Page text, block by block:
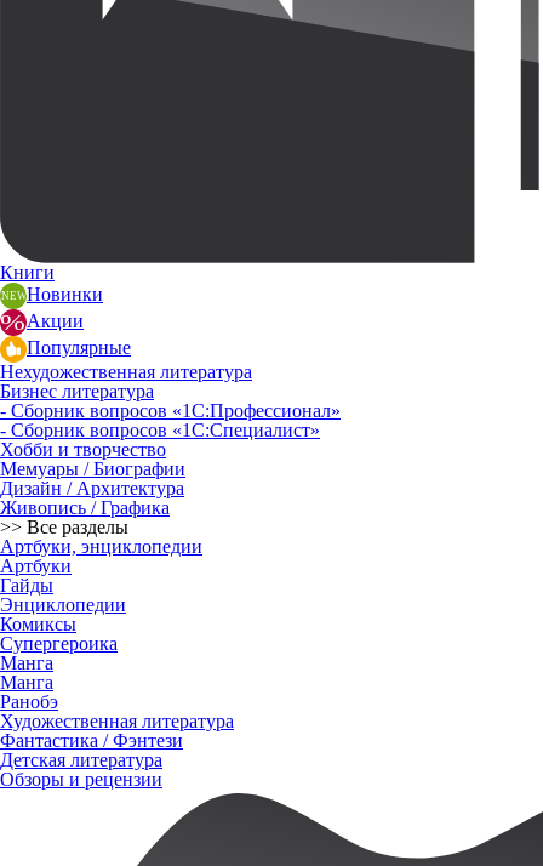
Книги
Новинки
Акции
Популярные
Нехудожественная литература
Бизнес литература
- Сборник вопросов «1С:Профессионал»
- Сборник вопросов «1С:Специалист»
Хобби и творчество
Мемуары / Биографии
Дизайн / Архитектура
Живопись / Графика
>> Все разделы
Артбуки, энциклопедии
Артбуки
Гайды
Энциклопедии
Комиксы
Супергероика
Манга
Манга
Ранобэ
Художественная литература
Фантастика / Фэнтези
Детская литература
Обзоры и рецензии